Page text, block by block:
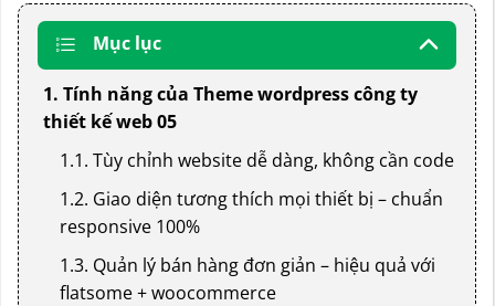
Mục lục
1. Tính năng của Theme wordpress công ty
thiết kế web 05
1.1. Tùy chỉnh website dễ dàng, không cần code
1.2. Giao diện tương thích mọi thiết bị – chuẩn
responsive 100%
1.3. Quản lý bán hàng đơn giản – hiệu quả với
flatsome + woocommerce